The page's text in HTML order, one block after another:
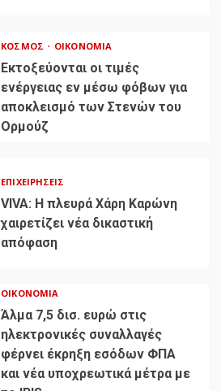
ΚΌΣΜΟΣ ΟΙΚΟΝΟΜΊΑ
Εκτοξεύονται οι τιμές
ενέργειας εν μέσω φόβων για
αποκλεισμό των Στενών του
Ορμούζ
ΕΠΙΧΕΙΡΉΣΕΙΣ
VIVA: Η πλευρά Χάρη Καρώνη
χαιρετίζει νέα δικαστική
απόφαση
ΟΙΚΟΝΟΜΊΑ
Άλμα 7,5 δισ. ευρώ στις
ηλεκτρονικές συναλλαγές
φέρνει έκρηξη εσόδων ΦΠΑ
και νέα υποχρεωτικά μέτρα με